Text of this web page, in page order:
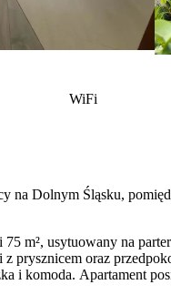
WiFi
na Dolnym Śląsku,
m², usytuowany na
prysznicem oraz
i komoda. Apartament